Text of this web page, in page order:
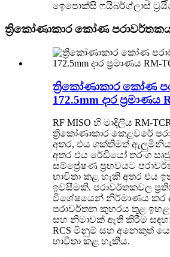
ඉෙපොක්සි ෆයිබර්ග්ලාස්
ත්‍රිකෝණාකාර කෝණ
ත්‍රිකෝණාකාර කෝණ
172.5mm දාර ප්‍රමාණය
RF MISO හි මාදිලිය RM-
ත්‍රිකෝණාකාර කෙළවරේ
අතර, එය ශක්තිමත්
අතර එය රේඩියෝ තරංග
සම්ප්‍රේෂණ ප්‍රභවයට
භාවිතා කළ හැකි අතර එය
ඉවසීමකි. පරාවර්තකවල
විශේෂයෙන් නිර්මාණය කර
පරාවර්තන කුහරය තුළ
සහ නිමාවක් ඇති කිරීම
RCS මිනුම් සහ අනෙකුත්
භාවිතා කළ හැකිය.